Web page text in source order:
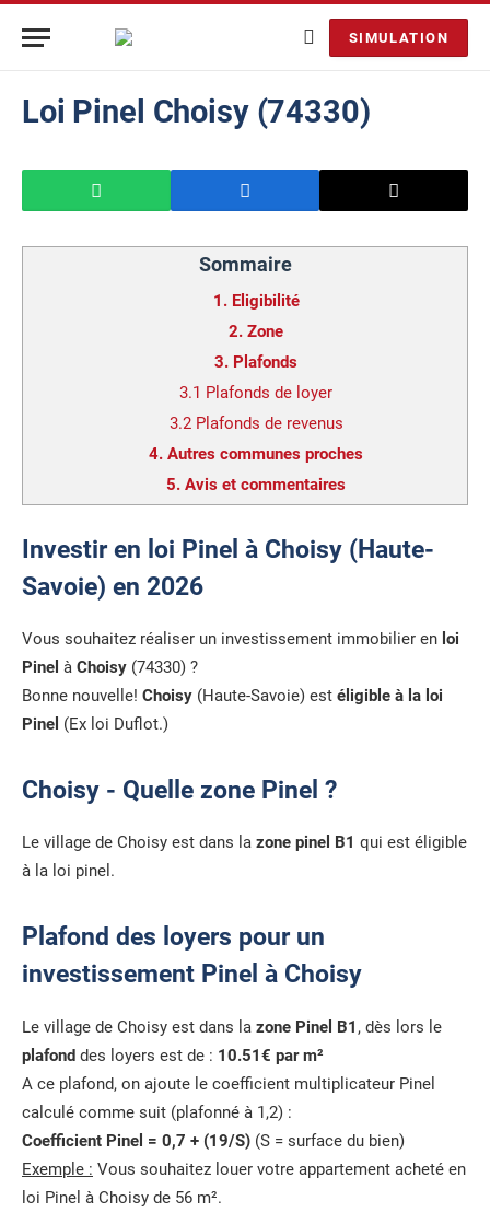
SIMULATION
Loi Pinel Choisy (74330)
Sommaire
1. Eligibilité
2. Zone
3. Plafonds
3.1 Plafonds de loyer
3.2 Plafonds de revenus
4. Autres communes proches
5. Avis et commentaires
Investir en loi Pinel à Choisy (Haute-
Savoie) en 2026
Vous souhaitez réaliser un investissement immobilier en loi
Pinel à Choisy (74330) ?
Bonne nouvelle! Choisy (Haute-Savoie) est éligible à la loi
Pinel (Ex loi Duflot.)
Choisy - Quelle zone Pinel ?
Le village de Choisy est dans la zone pinel B1 qui est éligible
à la loi pinel.
Plafond des loyers pour un
investissement Pinel à Choisy
Le village de Choisy est dans la zone Pinel B1 , dès lors le
plafond des loyers est de : 10.51€ par m²
A ce plafond, on ajoute le coefficient multiplicateur Pinel
calculé comme suit (plafonné à 1,2) :
Coefficient Pinel = 0,7 + (19/S) (S = surface du bien)
Exemple : Vous souhaitez louer votre appartement acheté en
loi Pinel à Choisy de 56 m².